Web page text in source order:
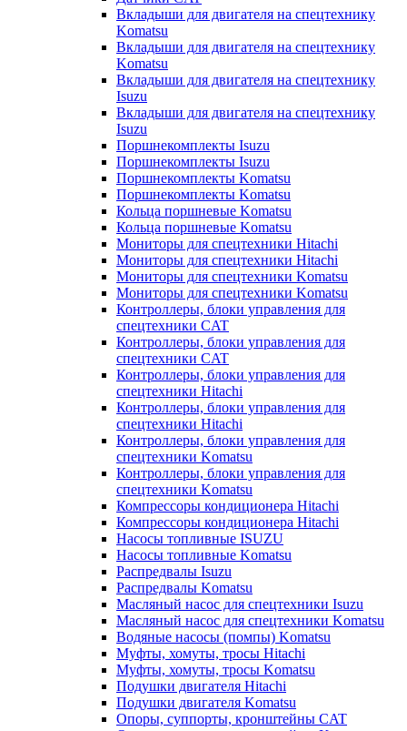
Вкладыши для двигателя на спецтехнику
Komatsu
Вкладыши для двигателя на спецтехнику
Komatsu
Вкладыши для двигателя на спецтехнику
Isuzu
Вкладыши для двигателя на спецтехнику
Isuzu
Поршнекомплекты Isuzu
Поршнекомплекты Isuzu
Поршнекомплекты Komatsu
Поршнекомплекты Komatsu
Кольца поршневые Komatsu
Кольца поршневые Komatsu
Мониторы для спецтехники Hitachi
Мониторы для спецтехники Hitachi
Мониторы для спецтехники Komatsu
Мониторы для спецтехники Komatsu
Контроллеры, блоки управления для
спецтехники CAT
Контроллеры, блоки управления для
спецтехники CAT
Контроллеры, блоки управления для
спецтехники Hitachi
Контроллеры, блоки управления для
спецтехники Hitachi
Контроллеры, блоки управления для
спецтехники Komatsu
Контроллеры, блоки управления для
спецтехники Komatsu
Компрессоры кондиционера Hitachi
Компрессоры кондиционера Hitachi
Насосы топливные ISUZU
Насосы топливные Komatsu
Распредвалы Isuzu
Распредвалы Komatsu
Масляный насос для спецтехники Isuzu
Масляный насос для спецтехники Komatsu
Водяные насосы (помпы) Komatsu
Муфты, хомуты, тросы Hitachi
Муфты, хомуты, тросы Komatsu
Подушки двигателя Hitachi
Подушки двигателя Komatsu
Опоры, суппорты, кронштейны CAT